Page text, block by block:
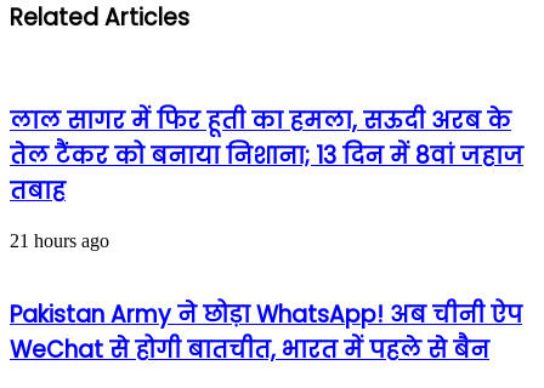
Related Articles
लाल सागर में फिर हूती का हमला, सऊदी अरब के
तेल टैंकर को बनाया निशाना; 13 दिन में 8वां जहाज
तबाह
21 hours ago
Pakistan Army ने छोड़ा WhatsApp! अब चीनी ऐप
WeChat से होगी बातचीत, भारत में पहले से बैन